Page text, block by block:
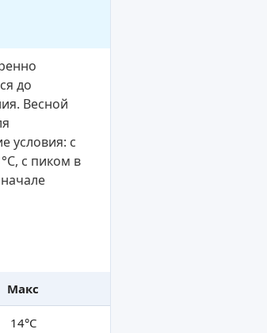
до
Весной
условия: с
с пиком в
Макс
14°C